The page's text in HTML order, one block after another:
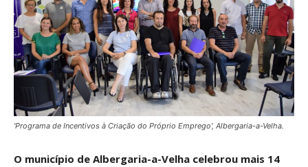
'Programa de Incentivos à Criação do Próprio Emprego', Albergaria-a-Velha.
O município de Albergaria-a-Velha celebrou mais 14